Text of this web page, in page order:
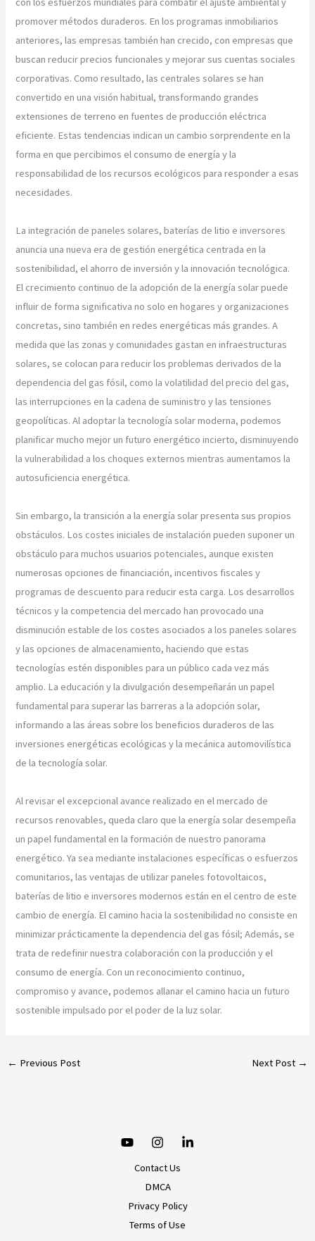
promover métodos duraderos. En los programas inmobiliarios
anteriores, las empresas también han crecido, con empresas que
buscan reducir precios funcionales y mejorar sus cuentas sociales
corporativas. Como resultado, las centrales solares se han
convertido en una visión habitual, transformando grandes
extensiones de terreno en fuentes de producción eléctrica
eficiente. Estas tendencias indican un cambio sorprendente en la
forma en que percibimos el consumo de energía y la
responsabilidad de los recursos ecológicos para responder a esas
necesidades.
La integración de paneles solares, baterías de litio e inversores
anuncia una nueva era de gestión energética centrada en la
sostenibilidad, el ahorro de inversión y la innovación tecnológica.
El crecimiento continuo de la adopción de la energía solar puede
influir de forma significativa no solo en hogares y organizaciones
concretas, sino también en redes energéticas más grandes. A
medida que las zonas y comunidades gastan en infraestructuras
solares, se colocan para reducir los problemas derivados de la
dependencia del gas fósil, como la volatilidad del precio del gas,
las interrupciones en la cadena de suministro y las tensiones
geopolíticas. Al adoptar la tecnología solar moderna, podemos
planificar mucho mejor un futuro energético incierto, disminuyendo
la vulnerabilidad a los choques externos mientras aumentamos la
autosuficiencia energética.
Sin embargo, la transición a la energía solar presenta sus propios
obstáculos. Los costes iniciales de instalación pueden suponer un
obstáculo para muchos usuarios potenciales, aunque existen
numerosas opciones de financiación, incentivos fiscales y
programas de descuento para reducir esta carga. Los desarrollos
técnicos y la competencia del mercado han provocado una
disminución estable de los costes asociados a los paneles solares
y las opciones de almacenamiento, haciendo que estas
tecnologías estén disponibles para un público cada vez más
amplio. La educación y la divulgación desempeñarán un papel
fundamental para superar las barreras a la adopción solar,
informando a las áreas sobre los beneficios duraderos de las
inversiones energéticas ecológicas y la mecánica automovilística
de la tecnología solar.
Al revisar el excepcional avance realizado en el mercado de
recursos renovables, queda claro que la energía solar desempeña
un papel fundamental en la formación de nuestro panorama
energético. Ya sea mediante instalaciones específicas o esfuerzos
comunitarios, las ventajas de utilizar paneles fotovoltaicos,
baterías de litio e inversores modernos están en el centro de este
cambio de energía. El camino hacia la sostenibilidad no consiste en
minimizar prácticamente la dependencia del gas fósil; Además, se
trata de redefinir nuestra colaboración con la producción y el
consumo de energía. Con un reconocimiento continuo,
compromiso y avance, podemos allanar el camino hacia un futuro
sostenible impulsado por el poder de la luz solar.
← Previous Post Next Post →
Contact Us
DMCA
Privacy Policy
Terms of Use